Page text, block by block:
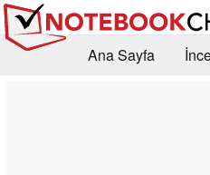
Ana Sayfa